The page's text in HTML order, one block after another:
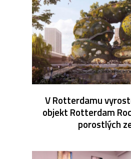
V Rotterdamu
objekt Rotterdam
porostlých